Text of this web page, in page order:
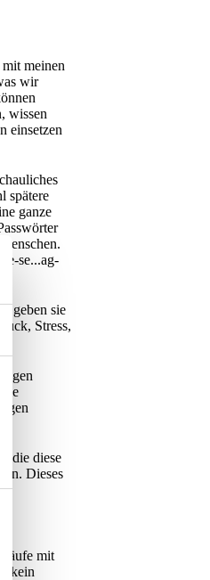
meinen
wir
wissen
einsetzen
spätere
ganze
se...ag-
geben sie
Stress,
die diese
Dieses
mit
kein